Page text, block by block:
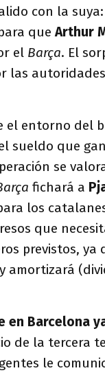
con la suya:
queArthur
el Barça. El
las
el entorno del
sueldo que
se
fichará a
los
que
previstos, ya
amortizará
en Barcelona
de la tercera
le